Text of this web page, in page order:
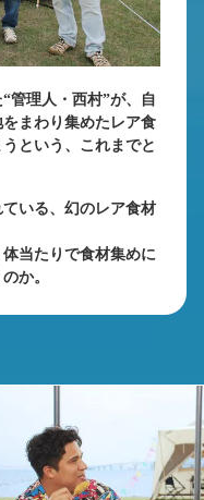
管理人・西村”が、自
まわり集めたレア食
という、これまでと
いる、幻のレア食材
当たりで食材集めに
か。